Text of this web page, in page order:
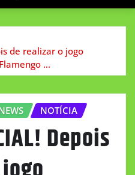
de realizar o jogo
…
NOTÍCIA
Depois